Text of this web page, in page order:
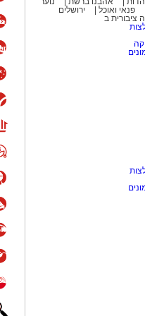
פנאי ואוכל
ירושלים
ציבורית ב